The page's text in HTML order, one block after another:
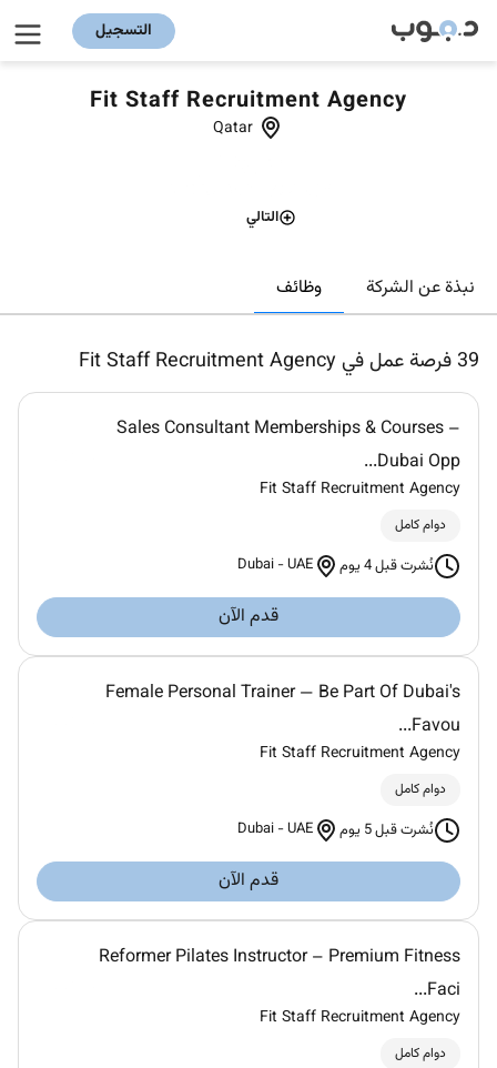
التسجيل
Fit Staff Recruitment Agency
Qatar
التالي
نبذة عن الشركة وظائف
39 فرصة عمل في Fit Staff Recruitment Agency
Sales Consultant Memberships & Courses –
Dubai Opp...
Fit Staff Recruitment Agency
دوام كامل
نُشرت قبل 4 يوم Dubai -UAE
قدم الآن
Female Personal Trainer — Be Part Of Dubai's
Favou...
Fit Staff Recruitment Agency
دوام كامل
نُشرت قبل 5 يوم Dubai -UAE
قدم الآن
Reformer Pilates Instructor – Premium Fitness
Faci...
Fit Staff Recruitment Agency
دوام كامل